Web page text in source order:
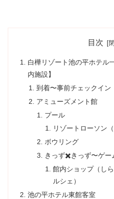
目次
白樺リゾート池の平ホテル
内施設】
到着〜事前チェックイン
アミューズメント館
プール
リゾートローソン（
ボウリング
きっず✖️きっず〜ゲー
館内ショップ（し
ルシェ）
池の平ホテル東館客室